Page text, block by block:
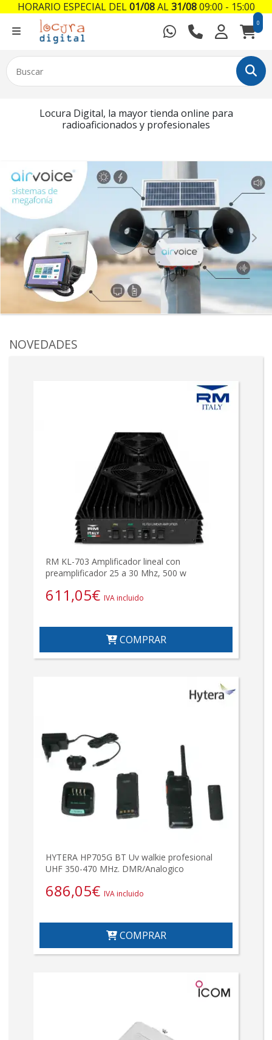
0
Locura Digital, la mayor tienda online para
radioaficionados y profesionales
Previous
NOVEDADES
RM KL-703 Amplificador lineal con
preamplificador 25 a 30 Mhz, 500 w
611,05€ IVA incluido
COMPRAR
HYTERA HP705G BT Uv walkie profesional
UHF 350-470 MHz. DMR/Analogico
686,05€ IVA incluido
COMPRAR
HORARIO ESPECIAL DEL01/08AL31/0809:00 - 15:00